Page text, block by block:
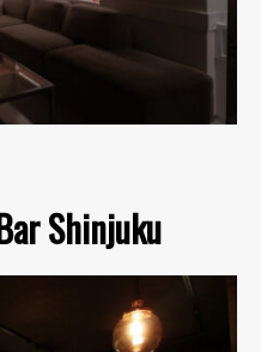
Shinjuku